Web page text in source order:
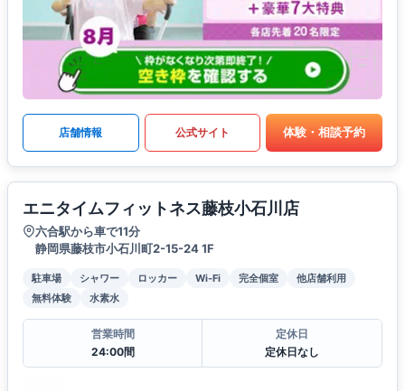
店舗情報 公式サイト 体験・相談予約
エニタイムフィットネス藤枝小石川店
六合駅から車で11分
静岡県藤枝市小石川町2-15-24 1F
駐車場 シャワー ロッカー Wi-Fi 完全個室
他店舗利用
無料体験
水素水
営業時間
24:00間
定休日
定休日なし